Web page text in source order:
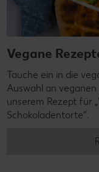
Vegane
Tauche ein in die
Auswahl an
unserem Rezept für
Schokoladentorte“.